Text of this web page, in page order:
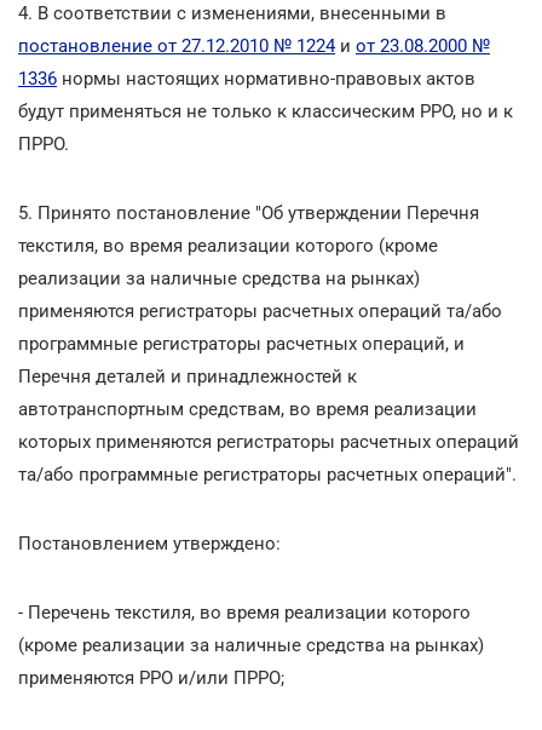
4. В соответствии с изменениями, внесенными в
постановление от 27.12.2010 № 1224и от 23.08.2000 №
1336 нормы настоящих нормативно-правовых актов
будут применяться не только к классическим РРО, но и к
ПРРО.
5. Принято постановление "Об утверждении Перечня
текстиля, во время реализации которого (кроме
реализации за наличные средства на рынках)
применяются регистраторы расчетных операций та/або
программные регистраторы расчетных операций, и
Перечня деталей и принадлежностей к
автотранспортным средствам, во время реализации
которых применяются регистраторы расчетных операций
та/або программные регистраторы расчетных операций".
Постановлением утверждено:
- Перечень текстиля, во время реализации которого
(кроме реализации за наличные средства на рынках)
применяются РРО и/или ПРРО;